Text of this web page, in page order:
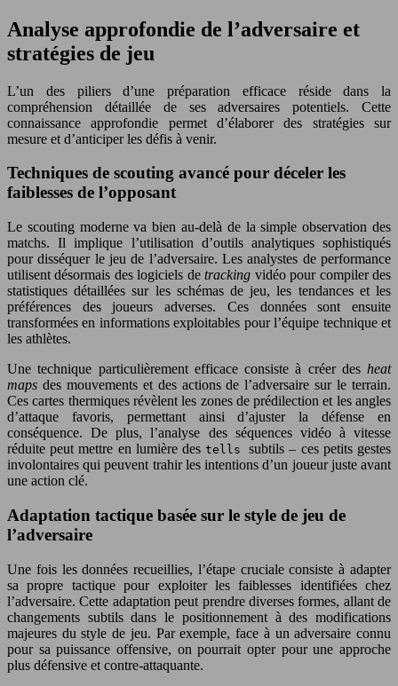
Analyse approfondie de l’adversaire et
stratégies de jeu
L’un des piliers d’une préparation efficace réside dans la
compréhension détaillée de ses adversaires potentiels. Cette
connaissance approfondie permet d’élaborer des stratégies sur
mesure et d’anticiper les défis à venir.
Techniques de scouting avancé pour déceler les
faiblesses de l’opposant
Le scouting moderne va bien au-delà de la simple observation des
matchs. Il implique l’utilisation d’outils analytiques sophistiqués
pour disséquer le jeu de l’adversaire. Les analystes de performance
utilisent désormais des logiciels detracking vidéo pour compiler des
statistiques détaillées sur les schémas de jeu, les tendances et les
préférences des joueurs adverses. Ces données sont ensuite
transformées en informations exploitables pour l’équipe technique et
les athlètes.
Une technique particulièrement efficace consiste à créer des heat
maps des mouvements et des actions de l’adversaire sur le terrain.
Ces cartes thermiques révèlent les zones de prédilection et les angles
d’attaque favoris, permettant ainsi d’ajuster la défense en
conséquence. De plus, l’analyse des séquences vidéo à vitesse
réduite peut mettre en lumière destellssubtils – ces petits gestes
involontaires qui peuvent trahir les intentions d’un joueur juste avant
une action clé.
Adaptation tactique basée sur le style de jeu de
l’adversaire
Une fois les données recueillies, l’étape cruciale consiste à adapter
sa propre tactique pour exploiter les faiblesses identifiées chez
l’adversaire. Cette adaptation peut prendre diverses formes, allant de
changements subtils dans le positionnement à des modifications
majeures du style de jeu. Par exemple, face à un adversaire connu
pour sa puissance offensive, on pourrait opter pour une approche
plus défensive et contre-attaquante.